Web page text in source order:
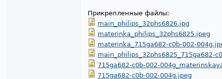
Прикрепленные файлы:
main_philips_32phs6826.jpg
materinka_philips_32phs6825.jpeg
materinka_715ga682-c0b-002-
main_philips_32phs6825_715ga682-
715ga682-c0b-002-
715ga682-c0b-002-004g.jpeg